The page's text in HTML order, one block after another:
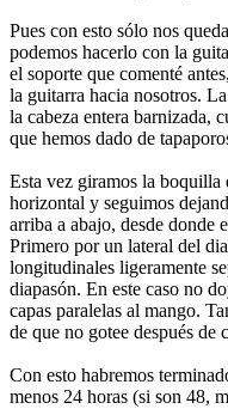
Pues con esto sólo nos
podemos hacerlo con la
el soporte que comenté
la guitarra hacia nosotros.
la cabeza entera barnizada,
que hemos dado de
Esta vez giramos la boquilla
horizontal y seguimos
arriba a abajo, desde donde
Primero por un lateral del
longitudinales ligeramente
diapasón. En este caso no
capas paralelas al mango.
de que no gotee después de
Con esto habremos
menos 24 horas (si son 48,